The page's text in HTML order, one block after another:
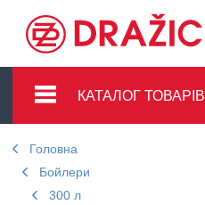
КАТАЛОГ ТОВАРІВ
Головна
Бойлери
300 л